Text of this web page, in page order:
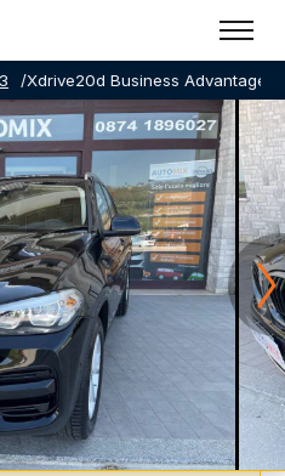
/Xdrive20d Business Advantage